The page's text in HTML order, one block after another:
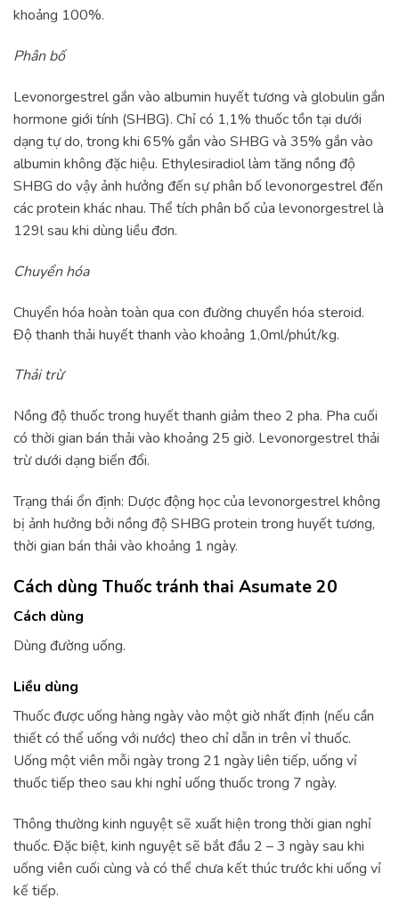
khoảng 100%.
Phân bố
Levonorgestrel gắn vào albumin huyết tương và globulin gắn
hormone giới tính (SHBG). Chỉ có 1,1% thuốc tồn tại dưới
dạng tự do, trong khi 65% gắn vào SHBG và 35% gắn vào
albumin không đặc hiệu. Ethylesiradiol làm tăng nồng độ
SHBG do vậy ảnh hưởng đến sự phân bố levonorgestrel đến
các protein khác nhau. Thể tích phân bố của levonorgestrel là
129l sau khi dùng liều đơn.
Chuyển hóa
Chuyển hóa hoàn toàn qua con đường chuyển hóa steroid.
Độ thanh thải huyết thanh vào khoảng 1,0ml/phút/kg.
Thải trừ
Nồng độ thuốc trong huyết thanh giảm theo 2 pha. Pha cuối
có thời gian bán thải vào khoảng 25 giờ. Levonorgestrel thải
trừ dưới dạng biến đổi.
Trạng thái ổn định: Dược động học của levonorgestrel không
bị ảnh hưởng bởi nồng độ SHBG protein trong huyết tương,
thời gian bán thải vào khoảng 1 ngày.
Cách dùng Thuốc tránh thai Asumate 20
Cách dùng
Dùng đường uống.
Liều dùng
Thuốc được uống hàng ngày vào một giờ nhất định (nếu cần
thiết có thể uống với nước) theo chỉ dẫn in trên vỉ thuốc.
Uống một viên mỗi ngày trong 21 ngày liên tiếp, uống vỉ
thuốc tiếp theo sau khi nghỉ uống thuốc trong 7 ngày.
Thông thường kinh nguyệt sẽ xuất hiện trong thời gian nghỉ
thuốc. Đặc biệt, kinh nguyệt sẽ bắt đầu 2 – 3 ngày sau khi
uống viên cuối cùng và có thể chưa kết thúc trước khi uống vỉ
kế tiếp.